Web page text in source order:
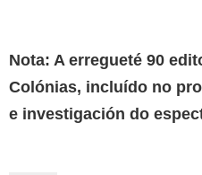
Nota: A erregueté 90
Colónias, incluído no
e investigación do